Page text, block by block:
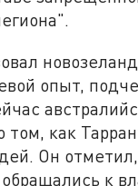
опыт,
как
Он
к